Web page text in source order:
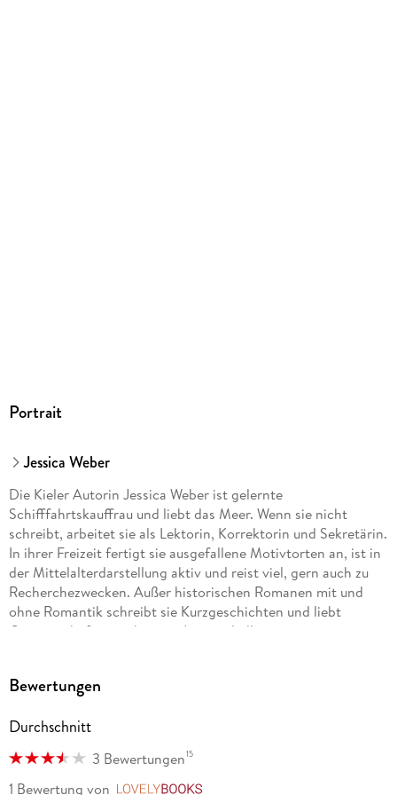
Portrait
Jessica Weber
Die Kieler Autorin Jessica Weber ist gelernte
Schifffahrtskauffrau und liebt das Meer. Wenn sie nicht
schreibt, arbeitet sie als Lektorin, Korrektorin und Sekretärin.
In ihrer Freizeit fertigt sie ausgefallene Motivtorten an, ist in
der Mittelalterdarstellung aktiv und reist viel, gern auch zu
Recherchezwecken. Außer historischen Romanen mit und
ohne Romantik schreibt sie Kurzgeschichten und liebt
Gemeinschaftsprojekte mit Autorenkolleginnen.
Bewertungen
Durchschnitt
3 Bewertungen15
1 Bewertung von